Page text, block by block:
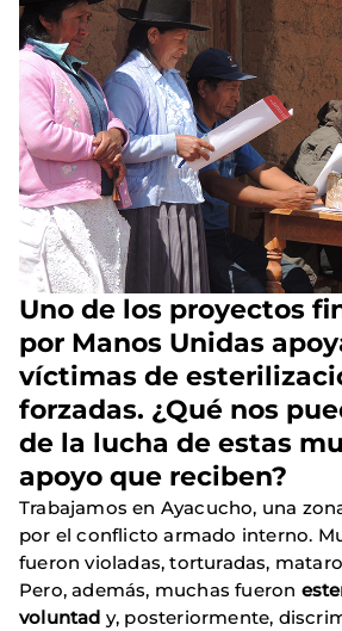
Uno de los proyectos
por Manos Unidas
víctimas de
forzadas. ¿Qué nos
de la lucha de estas
apoyo que reciben?
Trabajamos en Ayacucho, una
por el conflicto armado interno.
fueron violadas, torturadas,
Pero, además, muchas fueron
voluntad y, posteriormente,